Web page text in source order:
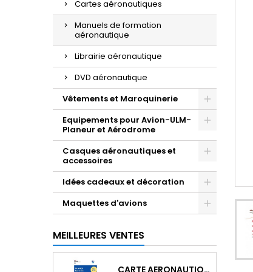
Cartes aéronautiques
Manuels de formation
aéronautique
Librairie aéronautique
DVD aéronautique
Vêtements et Maroquinerie
Equipements pour Avion-ULM-
Planeur et Aérodrome
Casques aéronautiques et
accessoires
Idées cadeaux et décoration
Maquettes d'avions
MEILLEURES VENTES
CARTE AERONAUTIQUE OACI SIA FRANCE NORD EST 2026 AU 1/500 000